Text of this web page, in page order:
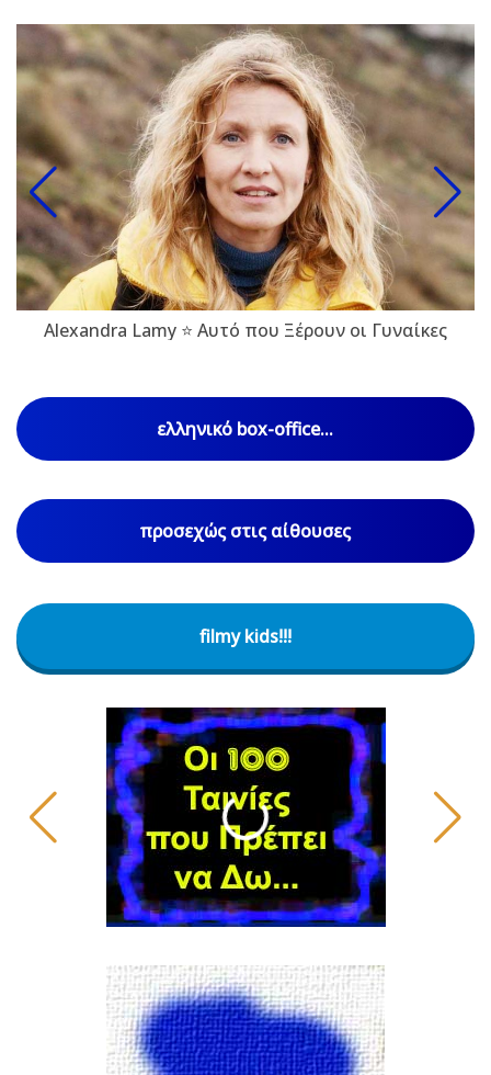
Alexandra Lamy ⭐ Αυτό που Ξέρουν οι Γυναίκες
ελληνικό box-office...
προσεχώς στις αίθουσες
filmy kids!!!